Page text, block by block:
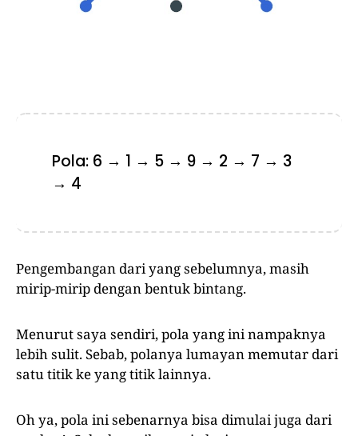
Pola: 6 → 1 → 5 → 9 → 2 → 7 → 3
→ 4
Pengembangan dari yang sebelumnya, masih
mirip-mirip dengan bentuk bintang.
Menurut saya sendiri, pola yang ini nampaknya
lebih sulit. Sebab, polanya lumayan memutar dari
satu titik ke yang titik lainnya.
Oh ya, pola ini sebenarnya bisa dimulai juga dari